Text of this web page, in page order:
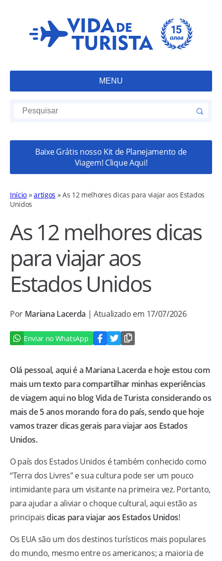
MENU
Baixe Grátis nosso Kit de Planejamento de
Viagem! Clique Aqui!
Início »artigos »As 12 melhores dicas para viajar aos Estados
Unidos
As 12 melhores dicas
para viajar aos
Estados Unidos
Por Mariana Lacerda | Atualizado em 17/07/2026
Enviar no WhatsApp
Olá pessoal, aqui é a Mariana Lacerda e hoje estou com
mais um texto para compartilhar minhas experiências
de viagem aqui no blog Vida de Turista considerando os
mais de 5 anos morando fora do país, sendo que hoje
vamos trazer dicas gerais para viajar aos Estados
Unidos.
O país dos Estados Unidos é também conhecido como
“Terra dos Livres” e sua cultura pode ser um pouco
intimidante para um visitante na primeira vez. Portanto,
para ajudar a aliviar o choque cultural, aqui estão as
principaisdicas para viajar aos Estados Unidos!
Os EUA são um dos destinos turísticos mais populares
do mundo, mesmo entre os americanos; a maioria de